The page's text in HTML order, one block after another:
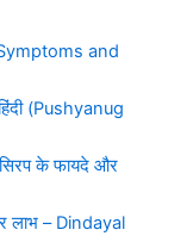
and
(Pushyanug
सिरप के फायदे और
लाभ – Dindayal